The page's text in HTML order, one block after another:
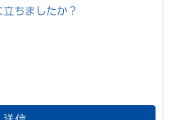
ちましたか？